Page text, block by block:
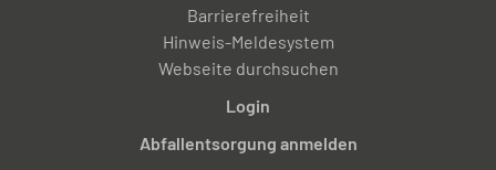
Barrierefreiheit
Hinweis-Meldesystem
Webseite durchsuchen
Login
Abfallentsorgung anmelden